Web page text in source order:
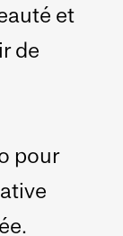
et
de
pour